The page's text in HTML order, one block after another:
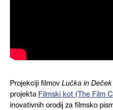
Projekciji filmov Lučka in
projekta Filmski kot (The Film
inovativnih orodij za filmsko